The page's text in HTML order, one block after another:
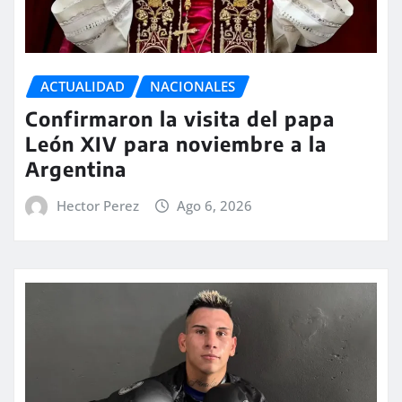
ACTUALIDAD NACIONALES
Confirmaron la visita del papa
León XIV para noviembre a la
Argentina
Hector Perez Ago 6, 2026